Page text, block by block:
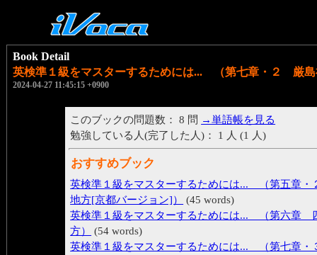
Book Detail
英検準１級をマスターするためには... （第七章・２ 厳島
2024-04-27 11:45:15 +0900
このブックの問題数： 8 問 →単語帳を見る
勉強している人(完了した人)： 1 人 (1 人)
おすすめブック
英検準１級をマスターするためには... （第五章
地方[京都バージョン]）
(45 words)
英検準１級をマスターするためには... （第六章
方）
(54 words)
英検準１級をマスターするためには... （第七章